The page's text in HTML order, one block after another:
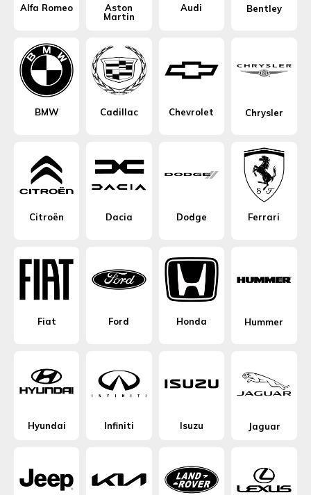
Alfa Romeo
Aston
Martin
Audi Bentley
BMW Cadillac Chevrolet Chrysler
Citroën Dacia Dodge Ferrari
Fiat Ford Honda Hummer
Hyundai Infiniti Isuzu Jaguar